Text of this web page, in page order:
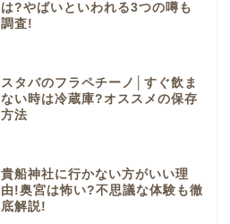
は?やばいといわれる3つの噂も
調査!
スタバのフラペチーノ│すぐ飲ま
ない時は冷蔵庫?オススメの保存
方法
貴船神社に行かない方がいい理
由!奥宮は怖い?不思議な体験も徹
底解説!